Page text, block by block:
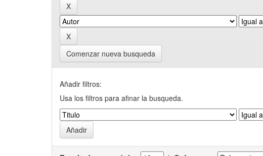
Comenzar nueva busqueda
Añadir filtros:
Usa los filtros para afinar la busqueda.